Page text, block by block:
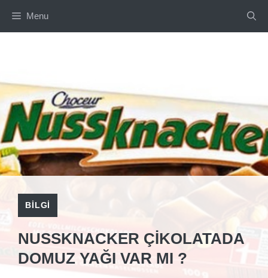
Menu
BILGI
NUSSKNACKER ÇIKOLATADA
DOMUZ YAĞI VAR MI ?